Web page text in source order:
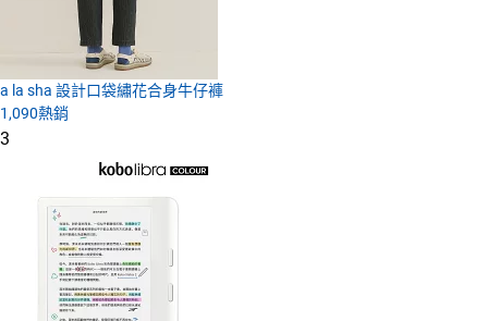
a la sha 設計口袋繡花合身牛仔褲
1,090熱銷
3